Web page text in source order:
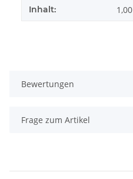
Inhalt:
Bewertungen
Frage zum Artikel